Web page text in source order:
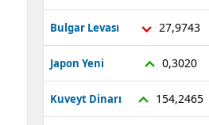
Bulgar Levası 27,9743
Japon Yeni 0,3020
Kuveyt Dinarı 154,2465